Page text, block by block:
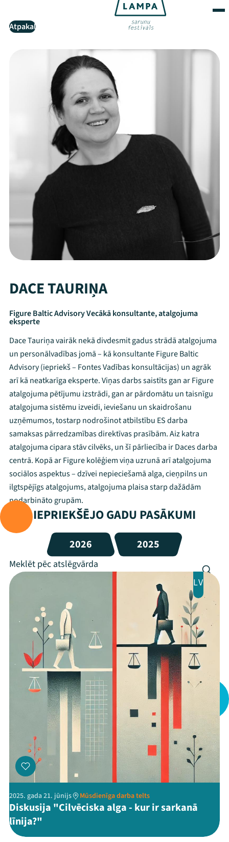
Festivāls
Programma
Arhīvs
Viņi bija LAMPĀ 2026
Jaunumi
Ziedo
Veikals
Kontakti
Atpakaļ
DACE TAURIŅA
Figure Baltic Advisory Vecākā konsultante, atalgojuma
eksperte
Dace Tauriņa vairāk nekā divdesmit gadus strādā atalgojuma
un personālvadības jomā – kā konsultante Figure Baltic
Advisory (iepriekš – Fontes Vadības konsultācijas) un agrāk
arī kā neatkarīga eksperte. Viņas darbs saistīts gan ar Figure
atalgojuma pētījumu izstrādi, gan ar pārdomātu un taisnīgu
atalgojuma sistēmu izveidi, ieviešanu un skaidrošanu
uzņēmumos, tostarp nodrošinot atbilstību ES darba
samaksas pārredzamības direktīvas prasībām. Aiz katra
atalgojuma cipara stāv cilvēks, un šī pārliecība ir Daces darba
centrā. Kopā ar Figure kolēģiem viņa uzrunā arī atalgojuma
sociālos aspektus – dzīvei nepieciešamā alga, cieņpilns un
ilgtspējīgs atalgojums, atalgojuma plaisa starp dažādām
nodarbināto grupām.
IEPRIEKŠĒJO GADU PASĀKUMI
2026 2025
LV
2025. gada 21. jūnijs Mūsdienīga darba telts
Diskusija "Cilvēciska alga - kur ir sarkanā
līnija?"